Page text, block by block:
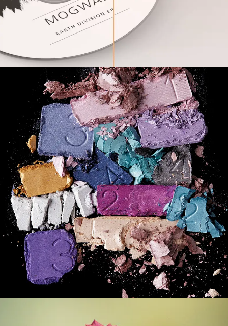
Diseño Gráfico
Postproducción De Imágenes